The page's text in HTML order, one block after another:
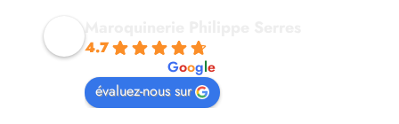
Maroquinerie Philippe Serres
4.7
Google
évaluez-nous sur